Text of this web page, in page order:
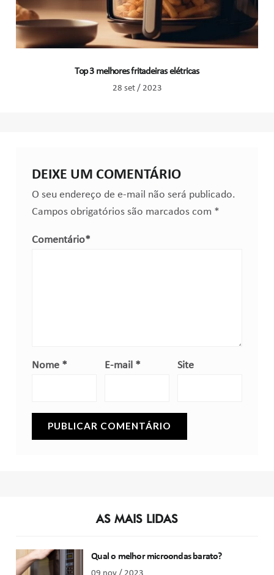
Top 3 melhores fritadeiras elétricas
28 set / 2023
DEIXE UM COMENTÁRIO
O seu endereço de e-mail não será publicado.
Campos obrigatórios são marcados com *
Comentário*
Nome * E-mail * Site
AS MAIS LIDAS
Qual o melhor microondas barato?